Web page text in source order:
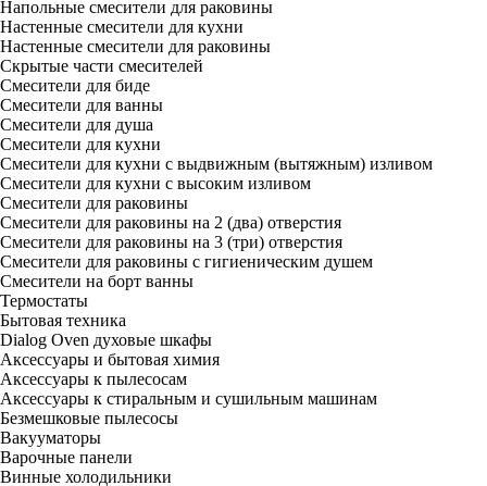
Напольные смесители для раковины
Настенные смесители для кухни
Настенные смесители для раковины
Скрытые части смесителей
Смесители для биде
Смесители для ванны
Смесители для душа
Смесители для кухни
Смесители для кухни с выдвижным (вытяжным) изливом
Смесители для кухни с высоким изливом
Смесители для раковины
Смесители для раковины на 2 (два) отверстия
Смесители для раковины на 3 (три) отверстия
Смесители для раковины с гигиеническим душем
Смесители на борт ванны
Термостаты
Бытовая техника
Dialog Oven духовые шкафы
Аксессуары и бытовая химия
Аксессуары к пылесосам
Аксессуары к стиральным и сушильным машинам
Безмешковые пылесосы
Вакууматоры
Варочные панели
Винные холодильники